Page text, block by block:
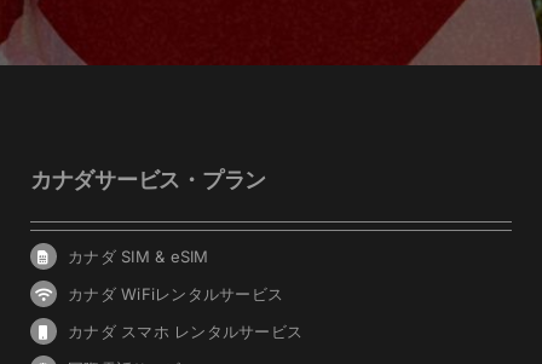
カナダサービス・プラン
カナダ SIM & eSIM
カナダ WiFiレンタルサービス
カナダ スマホ レンタルサービス